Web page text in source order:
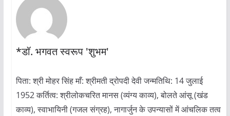
*डॉ. भगवत स्वरूप 'शुभम'
पिता: श्री मोहर सिंह माँ: श्रीमती द्रोपदी देवी जन्मतिथि: 14 जुलाई
1952 कर्तित्व: श्रीलोकचरित मानस (व्यंग्य काव्य), बोलते आंसू (खंड
काव्य), स्वाभायिनी (गजल संग्रह), नागार्जुन के उपन्यासों में आंचलिक तत्व